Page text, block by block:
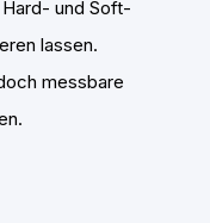
und Soft-
lassen.
messbare